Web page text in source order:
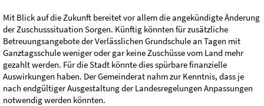
Mit Blick auf die Zukunft bereitet vor allem die angekündigte Änderung
der Zuschusssituation Sorgen. Künftig könnten für zusätzliche
Betreuungsangebote der Verlässlichen Grundschule an Tagen mit
Ganztagsschule weniger oder gar keine Zuschüsse vom Land mehr
gezahlt werden. Für die Stadt könnte dies spürbare finanzielle
Auswirkungen haben. Der Gemeinderat nahm zur Kenntnis, dass je
nach endgültiger Ausgestaltung der Landesregelungen Anpassungen
notwendig werden könnten.